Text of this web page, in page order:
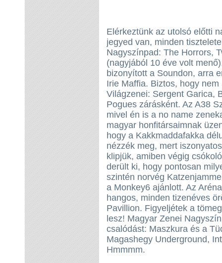
Elérkeztünk az utolsó előtti
jegyed van, minden
Nagyszínpad: The Horrors,
(nagyjából 10 éve volt
bizonyított a Soundon, arra
Irie Maffia. Biztos, hogy
Világzenei: Sergent Garica,
Pogues zárásként. Az A38
mivel én is a no name
magyar honfitársaimnak
hogy a Kakkmaddafakka
nézzék meg, mert
klipjük, amiben végig
derült ki, hogy pontosan
szintén norvég
a Monkey6 ajánlott. Az
hangos, minden tizenéves
Pavillion. Figyeljétek a
lesz! Magyar Zenei
csalódást: Maszkura és a
Magashegy Underground,
Hmmmm.